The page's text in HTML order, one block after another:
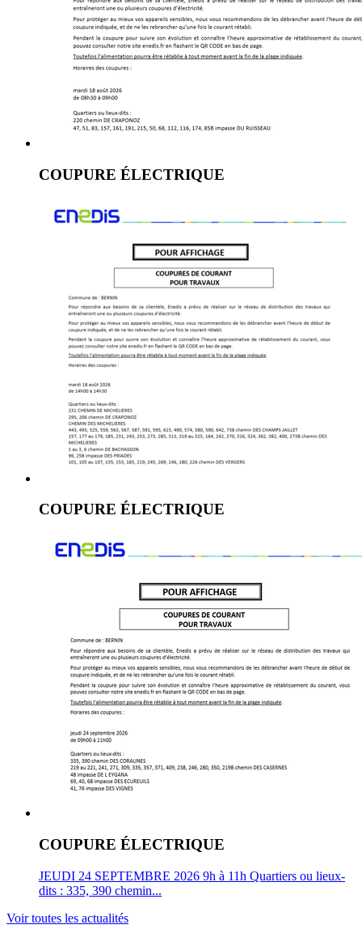
COUPURE ÉLECTRIQUE
COUPURE ÉLECTRIQUE
COUPURE ÉLECTRIQUE
JEUDI 24 SEPTEMBRE 2026 9h à 11h Quartiers ou lieux-
dits : 335, 390 chemin...
Voir toutes les actualités